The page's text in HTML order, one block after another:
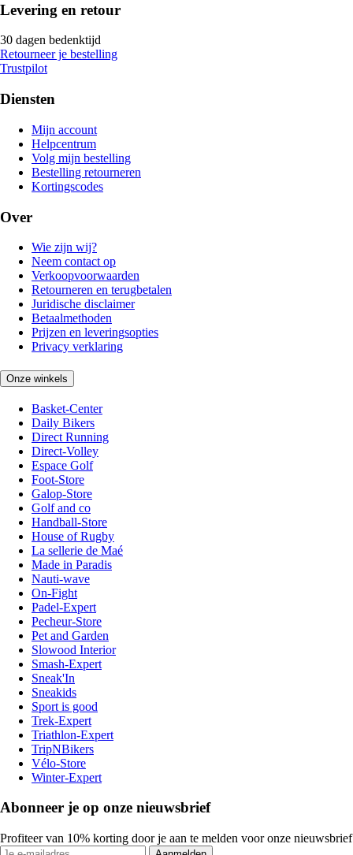
Levering en retour
30 dagen bedenktijd
Retourneer je bestelling
Trustpilot
Diensten
Mijn account
Helpcentrum
Volg mijn bestelling
Bestelling retourneren
Kortingscodes
Over
Wie zijn wij?
Neem contact op
Verkoopvoorwaarden
Retourneren en terugbetalen
Juridische disclaimer
Betaalmethoden
Prijzen en leveringsopties
Privacy verklaring
Onze winkels
Basket-Center
Daily Bikers
Direct Running
Direct-Volley
Espace Golf
Foot-Store
Galop-Store
Golf and co
Handball-Store
House of Rugby
La sellerie de Maé
Made in Paradis
Nauti-wave
On-Fight
Padel-Expert
Pecheur-Store
Pet and Garden
Slowood Interior
Smash-Expert
Sneak'In
Sneakids
Sport is good
Trek-Expert
Triathlon-Expert
TripNBikers
Vélo-Store
Winter-Expert
Abonneer je op onze nieuwsbrief
Profiteer van 10% korting door je aan te melden voor onze nieuwsbrief